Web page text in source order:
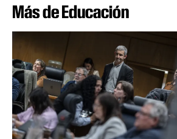
Más de Educación